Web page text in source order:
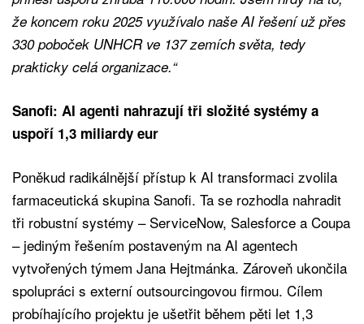
že koncem roku 2025 využívalo naše AI řešení už přes
330 poboček UNHCR ve 137 zemích světa, tedy
prakticky celá organizace.“
Sanofi: AI agenti nahrazují tři složité systémy a
uspoří 1,3 miliardy eur
Poněkud radikálnější přístup k AI transformaci zvolila
farmaceutická skupina Sanofi. Ta se rozhodla nahradit
tři robustní systémy – ServiceNow, Salesforce a Coupa
– jediným řešením postaveným na AI agentech
vytvořených týmem Jana Hejtmánka. Zároveň ukončila
spolupráci s externí outsourcingovou firmou. Cílem
probíhajícího projektu je ušetřit během pěti let 1,3